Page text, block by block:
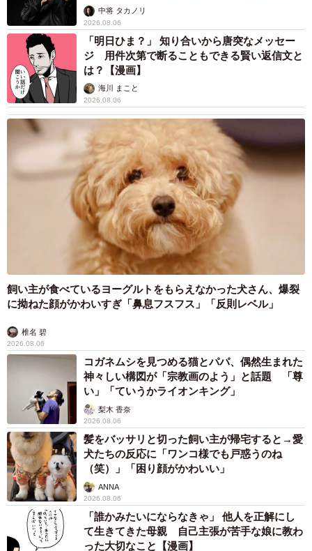
未熟」中将 タカノリ
2026.08.06
「明日ひま？」 知り合いから唐突なメッセー
ジ 用件次第で断ることもできる賢い返信文と
は？【漫画】
海川 まこと
2026.08.06
飼い主が食べているヨーグルトをもらえなかった犬さん、爆裂
に拗ねた顔がかわいすぎ「鼻息フスフス」「反則レベル」
椎名 碧
2026.08.06
コガネムシを見つめる猫とパパ、偶然生まれた
神々しい構図が「宗教画のよう」と話題 「尊
い」「ていうかライオンキング」
梨木 香奈
2026.08.06
髪をバッサリと切った飼い主が帰宅すると→愛
犬たちの反応に「ワンコ様でも戸惑うのね
（笑）」「困り顔がかわいい」
ANNA
2026.08.06
「誰かみたいにならなきゃ」 他人を正解にし
て生きてきた母親 自己主張が苦手な娘に教わ
った大切なこと【漫画】